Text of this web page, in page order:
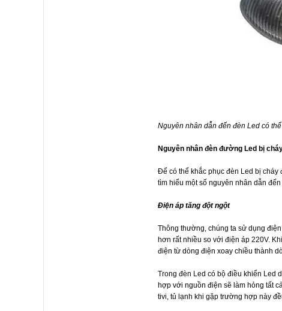
Nguyên nhân dẫn đến đèn Led có
Nguyên nhân đèn đường Led bị
Để có thể khắc phục đèn Led bị cháy
tìm hiểu một số nguyên nhân dẫn
Điện áp tăng đột ngột
Thông thường, chúng ta sử dụng
hơn rất nhiều so với điện áp 220V.
điện từ dòng điện xoay chiều thành
Trong đèn Led có bộ điều khiển Led
hợp với nguồn điện sẽ làm hỏng tất
tivi, tủ lạnh khi gặp trường hợp này